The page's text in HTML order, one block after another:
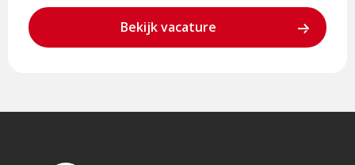
Bekijk vacature